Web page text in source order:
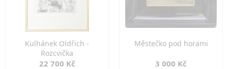
Kulhánek Oldřich -
Rozcvička
22 700 Kč
Městečko pod horami
3 000 Kč